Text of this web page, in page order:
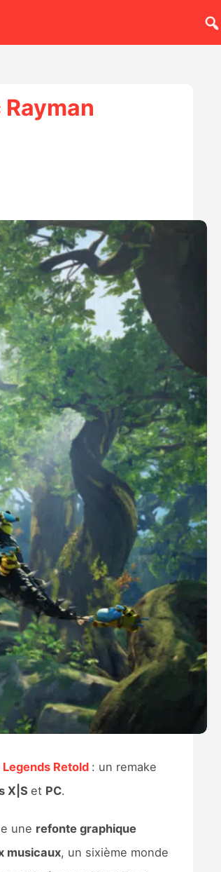
Retold : un remake
X|S et PC.
une refonte graphique
musicaux, un sixième monde